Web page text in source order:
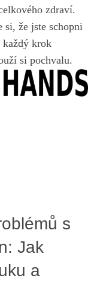
​zdraví.
že jste ⁣schopni
každý krok
si pochvalu.
s⁢
Jak
a